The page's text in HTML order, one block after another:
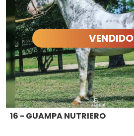
VENDIDO
16 - GUAMPA NUTRIERO